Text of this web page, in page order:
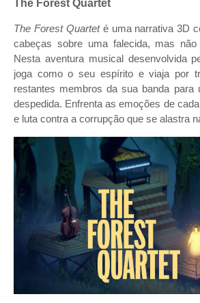
The Forest Quartet
The Forest Quarteté uma narrativa 3D
cabeças sobre uma falecida, mas não
Nesta aventura musical desenvolvida
joga como o seu espírito e viaja por
restantes membros da sua banda para
despedida. Enfrenta as emoções de
e luta contra a corrupção que se alastra